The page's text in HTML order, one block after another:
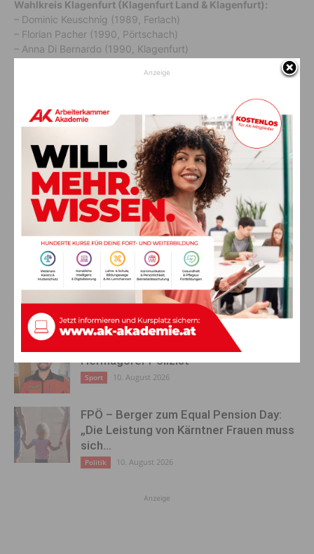
Wahlkreis Klagenfurt (Klagenfurt Land & Klagenfurt):
– Dominic Keuschnig (1989, Ferlach)
– Florian Pacher (1990, Pörtschach)
– Anna Di Bernardo (1990, Klagenfurt)
Benefizkonzert der BIG BAND
in Kötschach Mauthen
Nächster Artikel
Neuer Service: So seid ihr
bereit für den digitalen Führer­
schein
AKTUELLES
Golfen für alle Generationen
ANZEIGE 10. August 2026
Höchste alpine Qualifikation für
Hermagorer Polizist
Sport 10. August 2026
FPÖ – Berger zum Equal Pension Day:
„Die Leistung von Kärntner Frauen muss
sich...
Politik 10. August 2026
Anzeige
Anzeige